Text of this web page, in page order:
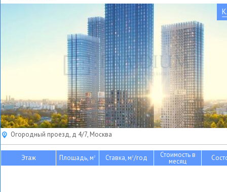
Огородный проезд, д 4/7, Москва
Этаж Площадь, м2 Ставка, м2/год Стоимость в
месяц